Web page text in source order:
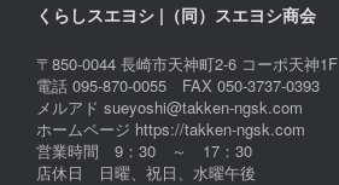
くらしスエヨシ |（同）スエヨシ商会
〒850-0044 長崎市天神町2-6 コーポ天神1F
電話 095-870-0055 FAX 050-3737-0393
メルアド sueyoshi@takken-ngsk.com
ホームページ https://takken-ngsk.com
営業時間 9：30 ～ 17：30
店休日 日曜、祝日、水曜午後